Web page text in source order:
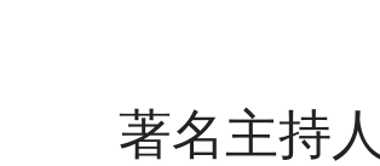
著名主持人